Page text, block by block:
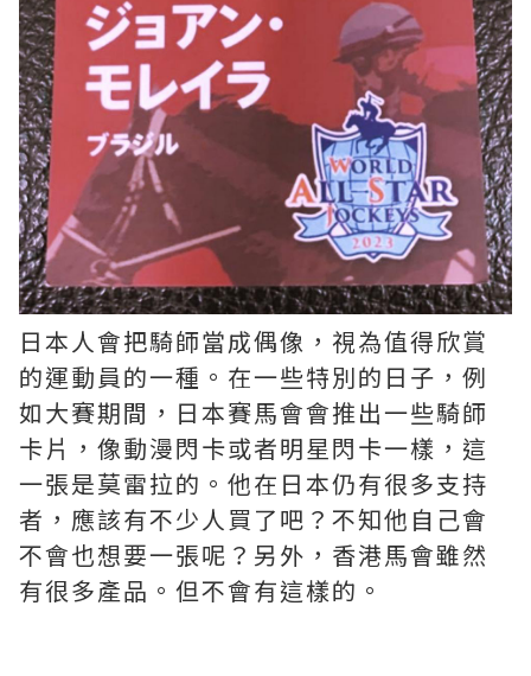
日本人會把騎師當成偶像，視為值得欣賞
的運動員的一種。在一些特別的日子，例
如大賽期間，日本賽馬會會推出一些騎師
卡片，像動漫閃卡或者明星閃卡一樣，這
一張是莫雷拉的。他在日本仍有很多支持
者，應該有不少人買了吧？不知他自己會
不會也想要一張呢？另外，香港馬會雖然
有很多產品。但不會有這樣的。